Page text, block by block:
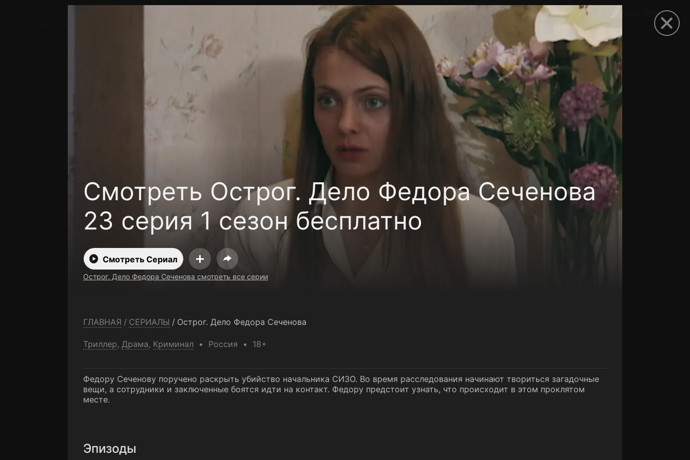
Смотреть Острог. Дело Федора Сеченова
23 серия 1 сезон бесплатно
Смотреть Сериал
Острог. Дело Федора Сеченова смотреть все серии
ГЛАВНАЯ / СЕРИАЛЫ / Острог. Дело Федора Сеченова
Триллер, Драма, Криминал Россия 18+
Федору Сеченову поручено раскрыть убийство начальника СИЗО. Во время расследования начинают твориться загадочные
вещи, а сотрудники и заключенные боятся идти на контакт. Федору предстоит узнать, что происходит в этом проклятом
месте.
Эпизоды
Телефон поддержки:+7 (727) 323 10 92
Открыть приложение Ввести промокод